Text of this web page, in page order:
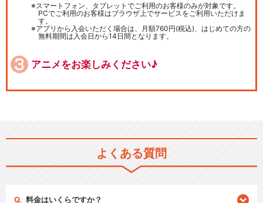
スマートフォン、タブレットでご利用のお客様のみが対象です。
PCでご利用のお客様はブラウザ上でサービスをご利用いただけま
す。
アプリから入会いただく場合は、月額760円(税込)、はじめての方の
無料期間は入会日から14日間となります。
アニメをお楽しみください♪
よくある質問
料金はいくらですか？